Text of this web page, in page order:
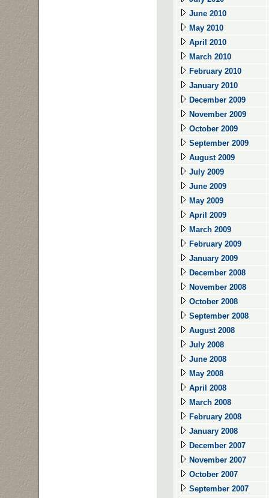
June 2010
May 2010
April 2010
March 2010
February 2010
January 2010
December 2009
November 2009
October 2009
September 2009
August 2009
July 2009
June 2009
May 2009
April 2009
March 2009
February 2009
January 2009
December 2008
November 2008
October 2008
September 2008
August 2008
July 2008
June 2008
May 2008
April 2008
March 2008
February 2008
January 2008
December 2007
November 2007
October 2007
September 2007